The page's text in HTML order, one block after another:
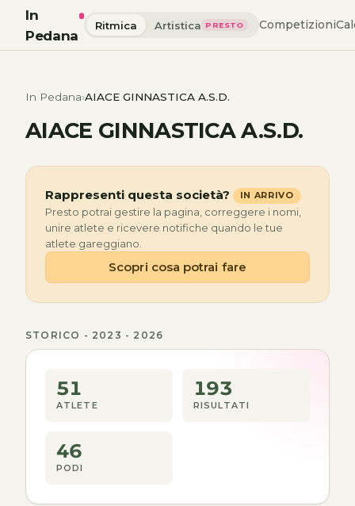
In
Pedana
Ritmica Artistica PRESTO Competizioni
In Pedana AIACE GINNASTICA A.S.D.
AIACE GINNASTICA A.S.D.
Rappresenti questa società? IN ARRIVO
Presto potrai gestire la pagina, correggere i nomi,
unire atlete e ricevere notifiche quando le tue
atlete gareggiano.
Scopri cosa potrai fare
STORICO - 2023 - 2026
51
ATLETE
193
RISULTATI
46
PODI